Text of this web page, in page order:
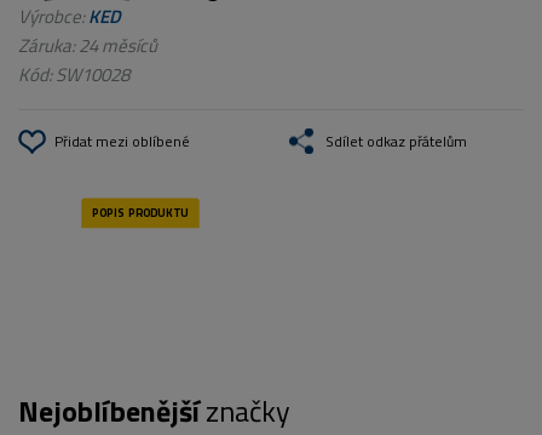
Výrobce:KED
Záruka: 24 měsíců
Kód:SW10028
Přidat mezi oblíbené Sdílet odkaz přátelům
Nejoblíbenějšíznačky